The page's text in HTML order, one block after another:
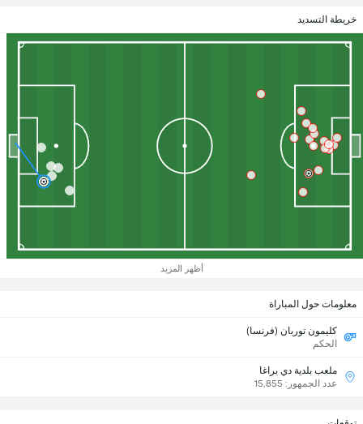
خريطة التسديد
أظهر المزيد
معلومات حول المباراة
كليمون توربان (فرنسا)
الحكم
ملعب بلدية دي براغا
عدد الجمهور: 15,855